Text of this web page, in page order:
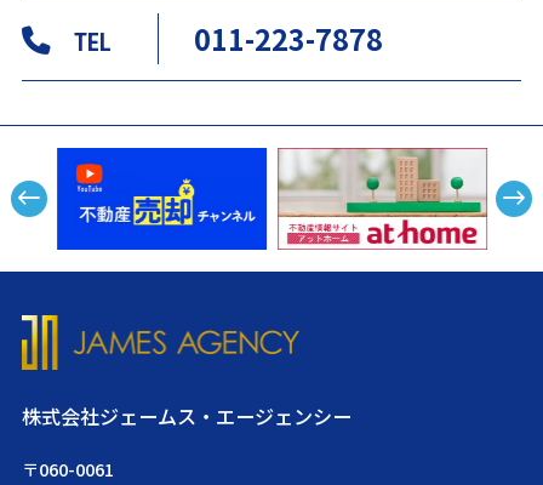
TEL 011-223-7878
株式会社ジェームス・エージェンシー
〒060-0061